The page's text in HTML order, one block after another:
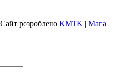
Сайт розроблено KMTK | Мапа